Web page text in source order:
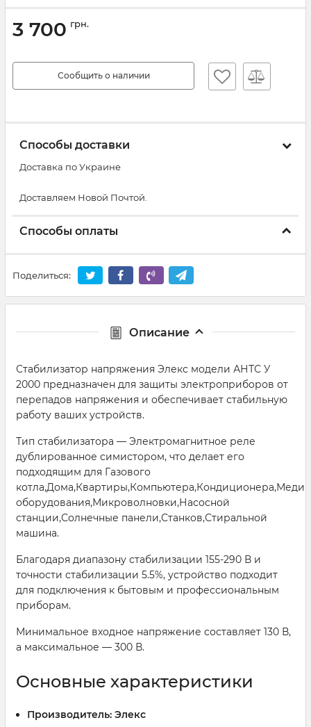
3 700 грн.
Сообщить о наличии
Способы доставки
Доставка по Украине
Доставляем Новой Почтой.
Способы оплаты
Поделиться:
Описание
Стабилизатор напряжения Элекс модели АНТС У
2000 предназначен для защиты электроприборов от
перепадов напряжения и обеспечивает стабильную
работу ваших устройств.
Тип стабилизатора — Электромагнитное реле
дублированное симистором, что делает его
подходящим для Газового
оборудования,Микроволновки,Насосной
станции,Солнечные панели,Станков,Стиральной
машина.
Благодаря диапазону стабилизации 155-290 В и
точности стабилизации 5.5%, устройство подходит
для подключения к бытовым и профессиональным
приборам.
Минимальное входное напряжение составляет 130 В,
а максимальное — 300 В.
Основные характеристики
Производитель: Элекс